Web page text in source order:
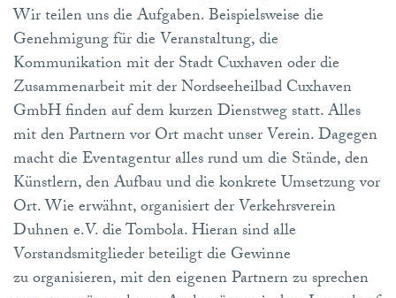
Wir teilen uns die Aufgaben. Beispielsweise die
Genehmigung für die Veranstaltung, die
Kommunikation mit der Stadt Cuxhaven oder die
Zusammenarbeit mit der Nordseeheilbad Cuxhaven
GmbH finden auf dem kurzen Dienstweg statt. Alles
mit den Partnern vor Ort macht unser Verein. Dagegen
macht die Eventagentur alles rund um die Stände, den
Künstlern, den Aufbau und die konkrete Umsetzung vor
Ort. Wie erwähnt, organisiert der Verkehrsverein
Duhnen e.V. die Tombola. Hieran sind alle
Vorstandsmitglieder beteiligt die Gewinne
zu organisieren, mit den eigenen Partnern zu sprechen